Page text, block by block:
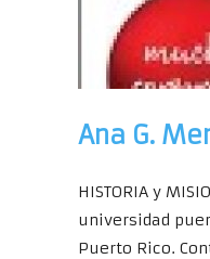
Ana G.
HISTORIA y
universidad
Puerto Rico.